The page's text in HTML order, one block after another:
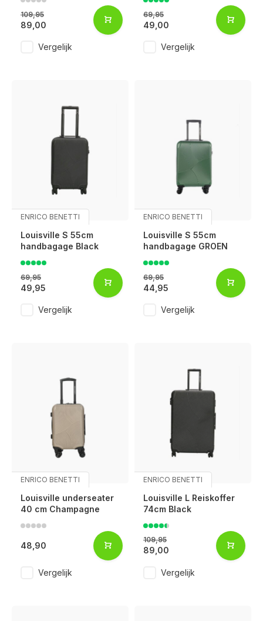
109,95
89,00
Vergelijk
69,95
49,00
Vergelijk
ENRICO BENETTI
Louisville S 55cm
handbagage Black
69,95
49,95
Vergelijk
ENRICO BENETTI
Louisville S 55cm
handbagage GROEN
69,95
44,95
Vergelijk
ENRICO BENETTI
Louisville underseater
40 cm Champagne
48,90
Vergelijk
ENRICO BENETTI
Louisville L Reiskoffer
74cm Black
109,95
89,00
Vergelijk